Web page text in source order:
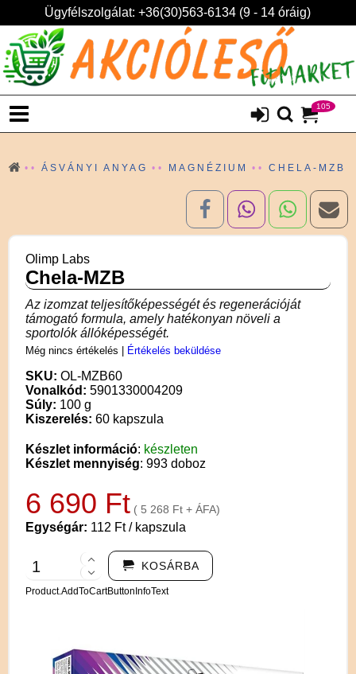
Ügyfélszolgálat: +36(30)563-6134 (9 - 14 óráig)
105
ÁSVÁNYI ANYAG MAGNÉZIUM CHELA-MZB
Olimp Labs
Chela-MZB
Az izomzat teljesítőképességét és regenerációját
támogató formula, amely hatékonyan növeli a
sportolók állóképességét.
Még nincs értékelés Értékelés beküldése
SKU: OL-MZB60
Vonalkód: 5901330004209
Súly: 100 g
Kiszerelés: 60 kapszula
Készlet információ: készleten
Készlet mennyiség: 993 doboz
6 690 Ft ( 5 268 Ft + ÁFA)
Egységár: 112 Ft / kapszula
KOSÁRBA
Product.AddToCartButtonInfoText